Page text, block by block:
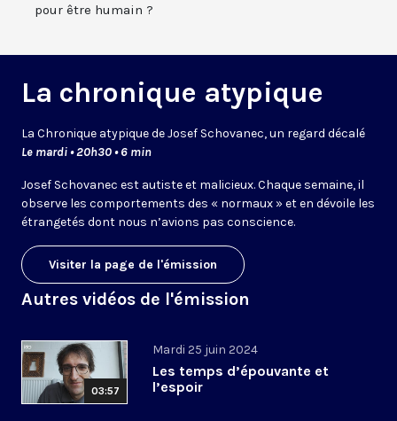
pour être humain ?
La chronique atypique
La Chronique atypique de Josef Schovanec, un regard décalé
Le mardi • 20h30 • 6 min
Josef Schovanec est autiste et malicieux. Chaque semaine, il
observe les comportements des « normaux » et en dévoile les
étrangetés dont nous n’avions pas conscience.
Visiter la page de l'émission
Autres vidéos de l'émission
03:57
Mardi 25 juin 2024
Les temps d’épouvante et
l’espoir